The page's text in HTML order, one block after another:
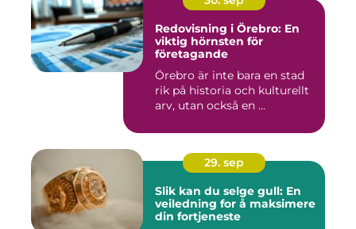
Redovisning i Örebro: En
viktig hörnsten för
företagande
Örebro är inte bara en stad
rik på historia och kulturellt
arv, utan också en ...
29. sep
Slik kan du selge gull: En
veiledning for å maksimere
din fortjeneste